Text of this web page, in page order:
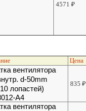
4571₽
Цена
вентилятора
d-50mm
лопастей)
А4
835₽
вентилятора